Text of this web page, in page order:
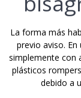
La forma más
previo aviso.
simplemente con
plásticos
debido a